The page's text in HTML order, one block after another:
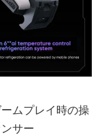
ムプレイ時の操
サー